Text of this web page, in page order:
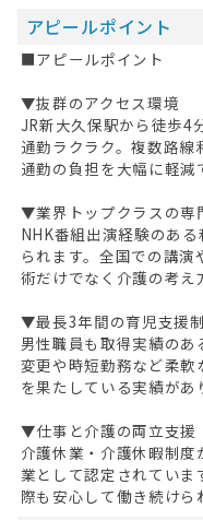
アピールポイント
■アピールポイント
▼抜群のアクセス環境
JR新大久保駅から徒歩4
通勤ラクラク。複数路線
通勤の負担を大幅に軽減
▼業界トップクラスの専
NHK番組出演経験のあ
られます。全国での講
術だけでなく介護の考え
▼最長3年間の育児支援
男性職員も取得実績の
変更や時短勤務など柔
を果たしている実績があ
▼仕事と介護の両立支援
介護休業・介護休暇制
業として認定されてい
際も安心して働き続けら